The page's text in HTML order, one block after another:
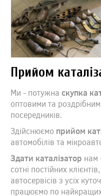
Прийом
Ми - потужнаскупка
оптовими та
посередників.
Здійснюємо прийом
автомобілів та
Здати каталізатор нам
сотні постійних
автосервісів з усіх
працюємо по